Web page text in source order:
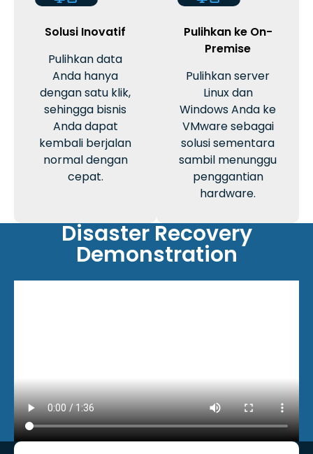
Solusi Inovatif
Pulihkan data
Anda hanya
dengan satu klik,
sehingga bisnis
Anda dapat
kembali berjalan
normal dengan
cepat.
Pulihkan ke On-
Premise
Pulihkan server
Linux dan
Windows Anda ke
VMware sebagai
solusi sementara
sambil menunggu
penggantian
hardware.
Disaster Recovery
Demonstration